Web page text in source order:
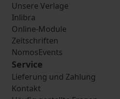
Unsere Verlage
Inlibra
Online-Module
Zeitschriften
NomosEvents
Service
Lieferung und Zahlung
Kontakt